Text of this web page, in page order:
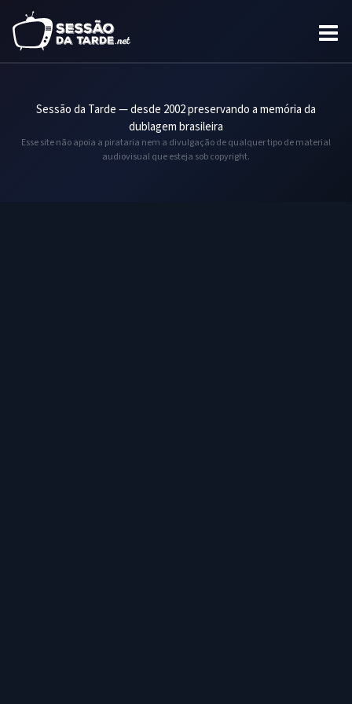
Sessão da Tarde — desde 2002 preservando a memória da
dublagem brasileira
Esse site não apoia a pirataria nem a divulgação de qualquer tipo de material
audiovisual que esteja sob copyright.